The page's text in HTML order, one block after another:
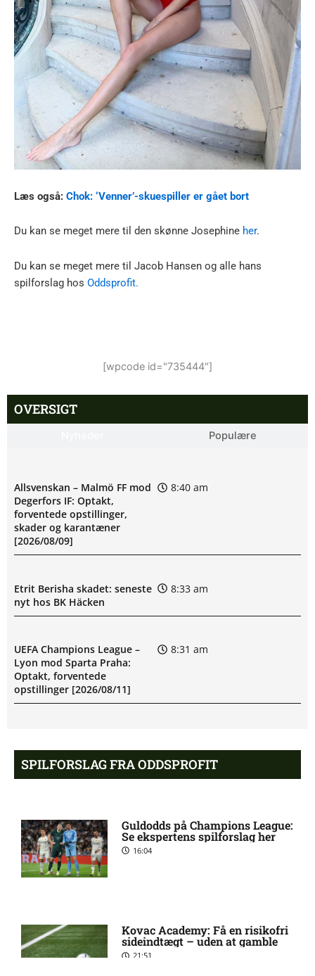
Læs også: Chok: ‘Venner’-skuespiller er gået bort
Du kan se meget mere til den skønne Josephine her.
Du kan se meget mere til Jacob Hansen og alle hans
spilforslag hos Oddsprofit.
[wpcode id="735444"]
OVERSIGT
Populære
Allsvenskan – Malmö FF mod
Degerfors IF: Optakt,
forventede opstillinger,
skader og karantæner
[2026/08/09]
8:40 am
Etrit Berisha skadet: seneste
nyt hos BK Häcken
8:33 am
UEFA Champions League –
Lyon mod Sparta Praha:
Optakt, forventede
opstillinger [2026/08/11]
8:31 am
Engdahl: skadesstatus
UEFA Champions League –
Sabah FA mod AGF: Optakt,
Allsvenskan – Hammarby FF
mod BK Häcken: Optakt,
6:03 am
SPILFORSLAG FRA ODDSPROFIT
Guldodds på Champions League:
Se ekspertens spilforslag her
16:04
Kovac Academy: Få en risikofri
sideindtægt – uden at gamble
21:51